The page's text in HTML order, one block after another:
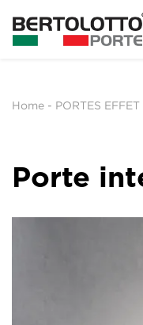
Home - PORTES
Porte